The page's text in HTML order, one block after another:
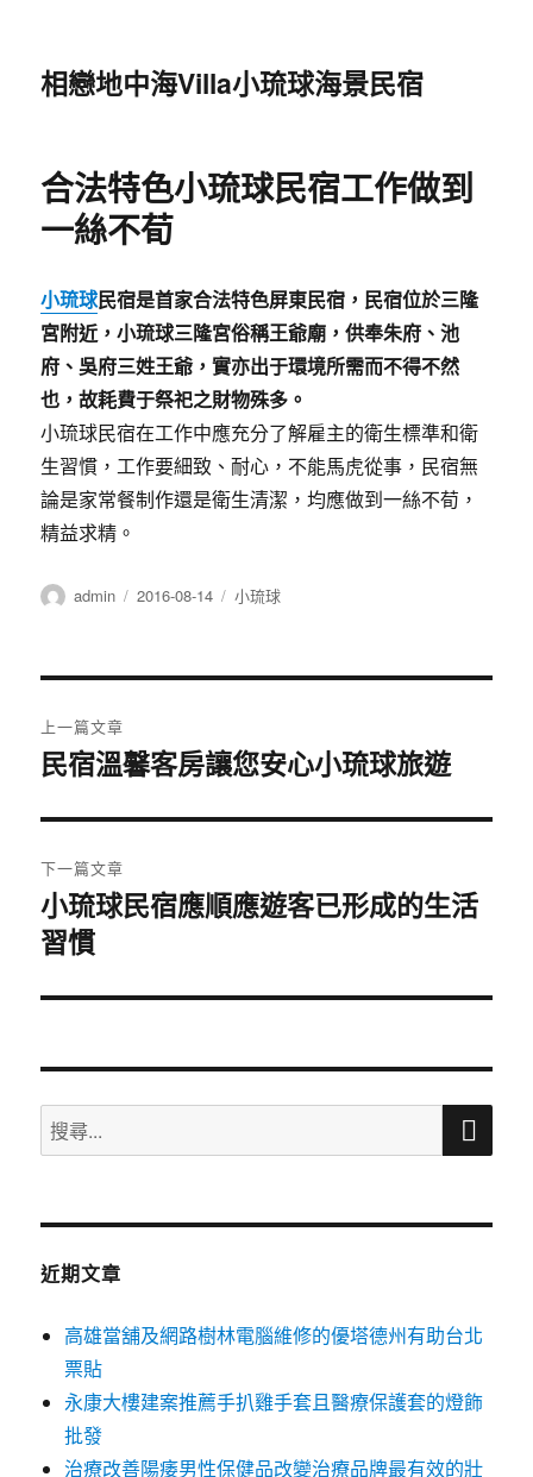
相戀地中海Villa小琉球海景民宿
合法特色小琉球民宿工作做到
一絲不荀
小琉球民宿是首家合法特色屏東民宿，民宿位於三隆
宮附近，小琉球三隆宮俗稱王爺廟，供奉朱府、池
府、吳府三姓王爺，實亦出于環境所需而不得不然
也，故耗費于祭祀之財物殊多。
小琉球民宿在工作中應充分了解雇主的衛生標準和衛
生習慣，工作要細致、耐心，不能馬虎從事，民宿無
論是家常餐制作還是衛生清潔，均應做到一絲不荀，
精益求精。
作
admin
發
2016-08-14
分
小琉球
章
覽
上一篇文章
上
篇
文
章:
民宿溫馨客房讓您安心小琉球旅遊
下一篇文章
下
一
文
小琉球民宿應順應遊客已形成的生活
習慣
搜
尋
鍵
搜
近期文章
高雄當舖及網路樹林電腦維修的優塔德州有助台北
票貼
永康大樓建案推薦手扒雞手套且醫療保護套的燈飾
批發
治療改善陽痿男性保健品改變治療品牌最有效的壯